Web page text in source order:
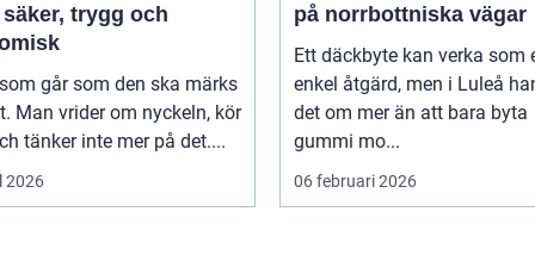
trygg och
går som den ska märks
Man vrider om nyckeln, kör
tänker inte mer på det....
2026
på norrbottniska vägar
Ett däckbyte kan verka som
enkel åtgärd, men i Luleå
det om mer än att bara byta
gummi mo...
06 februari 2026